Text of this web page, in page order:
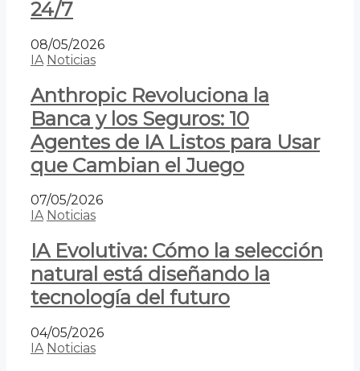
24/7
08/05/2026
IA Noticias
Anthropic Revoluciona la
Banca y los Seguros: 10
Agentes de IA Listos para Usar
que Cambian el Juego
07/05/2026
IA Noticias
IA Evolutiva: Cómo la selección
natural está diseñando la
tecnología del futuro
04/05/2026
IA Noticias